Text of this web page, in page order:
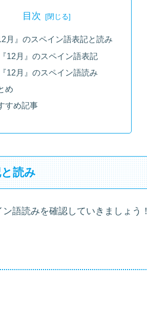
目次
月』のスペイン語表記と読み
『12月』のスペイン語表記
『12月』のスペイン語読み
め
すめ記事
読み
語読みを確認していきましょう！